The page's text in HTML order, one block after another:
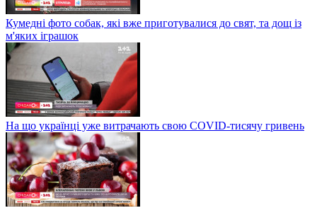
Кумедні фото собак, які вже приготувалися до свят, та дощ із
м'яких іграшок
На що українці уже витрачають свою COVID-тисячу гривень